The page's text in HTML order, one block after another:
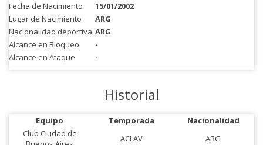
Fecha de Nacimiento
15/01/2002
Lugar de Nacimiento
ARG
Nacionalidad deportiva ARG
Alcance en Bloqueo
-
Alcance en Ataque
-
Historial
Equipo Temporada
Nacionalidad
Club Ciudad de
ACLAV
ARG